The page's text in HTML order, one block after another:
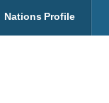
Nations Profile